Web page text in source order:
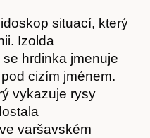
situací, který
Izolda
hrdinka jmenuje
cizím jménem.
vykazuje rysy
varšavském